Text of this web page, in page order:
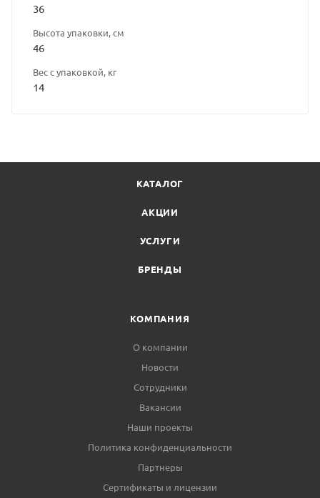
36
Высота упаковки, см
46
Вес с упаковкой, кг
14
КАТАЛОГ
АКЦИИ
УСЛУГИ
БРЕНДЫ
КОМПАНИЯ
О компании
Новости
Сотрудники
Вакансии
Наши проекты
Политика конфиденциальности
Партнеры
Сертификаты и лицензии